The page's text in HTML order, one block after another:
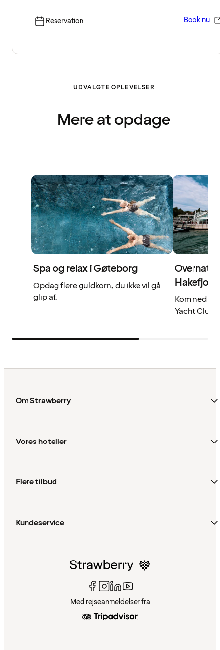
Reservation Book nu
UDVALGTE OPLEVELSER
Mere at opdage
Spa og relax i Gøteborg
Opdag flere guldkorn, du ikke vil gå
glip af.
Overnat
Kom ned i
Yacht Club,
Om Strawberry
Vores hoteller
Flere tilbud
Kundeservice
Med rejseanmeldelser fra